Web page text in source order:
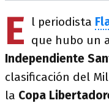
E l periodista
que hubo un
Independiente
clasificación del
la Copa